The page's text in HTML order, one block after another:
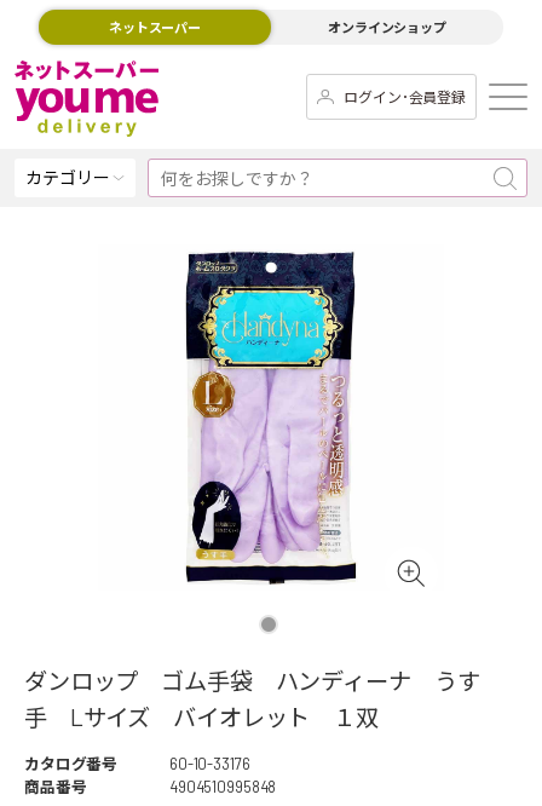
ネットスーパー オンラインショップ
ログイン･会員登録
カテゴリー
ダンロップ ゴム手袋 ハンディーナ うす
手 Lサイズ バイオレット １双
カタログ番号
60-10-33176
商品番号
4904510995848